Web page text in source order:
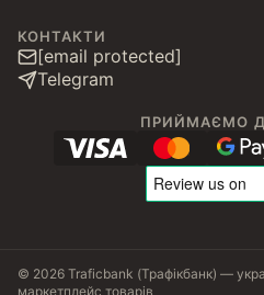
КОНТАКТИ
[email protected]
Telegram
ПРИЙМАЄМО
© 2026 Traficbank (Трафікбанк) —
маркетплейс товарів